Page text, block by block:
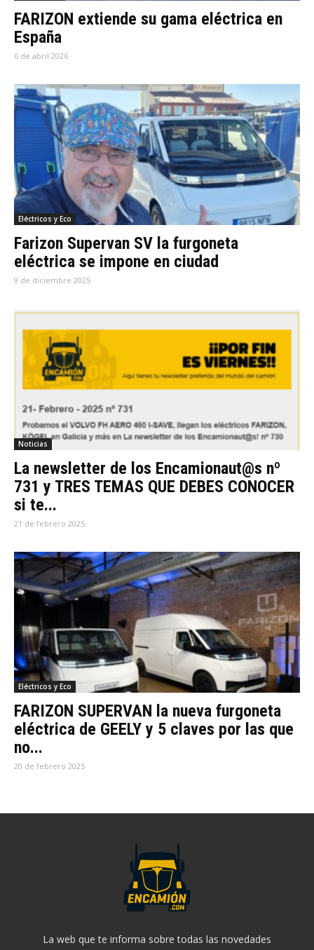
FARIZON extiende su gama eléctrica en
España
6 de abril 2026
Eléctricos y Eco
Farizon Supervan SV la furgoneta
eléctrica se impone en ciudad
9 de diciembre 2025
Noticias
La newsletter de los Encamionaut@s nº
731 y TRES TEMAS QUE DEBES CONOCER
si te...
21 de febrero 2025
Eléctricos y Eco
FARIZON SUPERVAN la nueva furgoneta
eléctrica de GEELY y 5 claves por las que
no...
20 de febrero 2025
La web que te informa sobre todas las novedades